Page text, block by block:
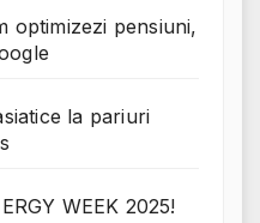
optimizezi pensiuni,
la pariuri
WEEK 2025!